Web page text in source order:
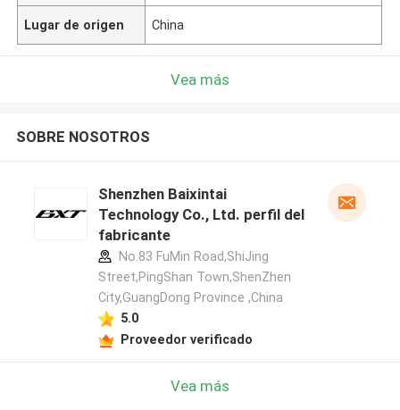
Lugar de origen China
Vea más
SOBRE NOSOTROS
Shenzhen Baixintai
Technology Co., Ltd. perfil del
fabricante
No.83 FuMin Road,ShiJing
Street,PingShan Town,ShenZhen
City,GuangDong Province ,China
5.0
Proveedor verificado
Vea más